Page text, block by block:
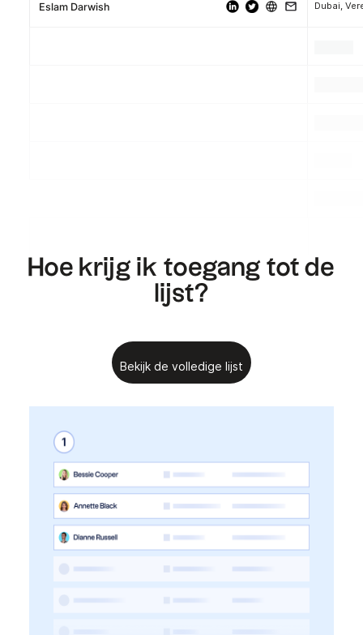
Eslam Darwish
Hoe krijg ik toegang tot de
lijst?
Bekijk de volledige lijst